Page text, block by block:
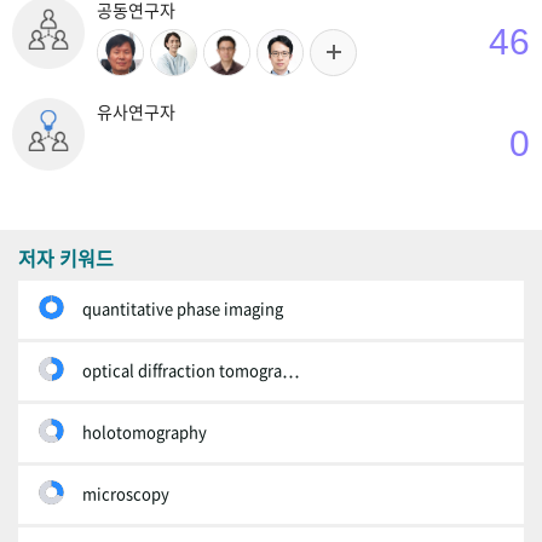
공동연구자
46
유사연구자
0
저자 키워드
quantitative phase imaging
optical diffraction tomography
holotomography
microscopy